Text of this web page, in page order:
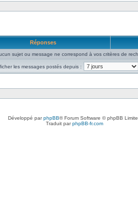
Réponses
sujet ou message ne correspond à vos critères de
les messages postés depuis :
Développé parphpBB® Forum Software © phpBB
Traduit parphpBB-fr.com